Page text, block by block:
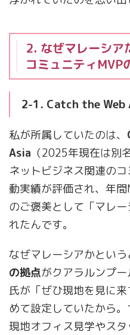
2. なぜマレーシア
コミュニティMVP
2-1. Catch the Web
私が所属していたのは、
Asia （2025年現在は別
ネットビジネス関連の
動実績が評価され、年
のご褒美として「マレ
れたんです。
なぜマレーシアかという
の拠点がクアラルンプ
氏が「ぜひ現地を見に
めて設定していたから。
現地オフィス見学やス